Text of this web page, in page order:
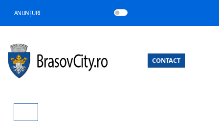
ANUNȚURI
CONTACT